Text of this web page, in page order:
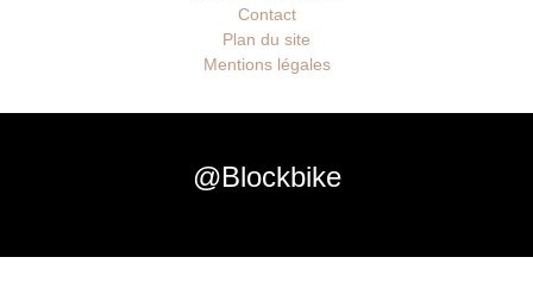
Contact
Plan du site
Mentions légales
@Blockbike